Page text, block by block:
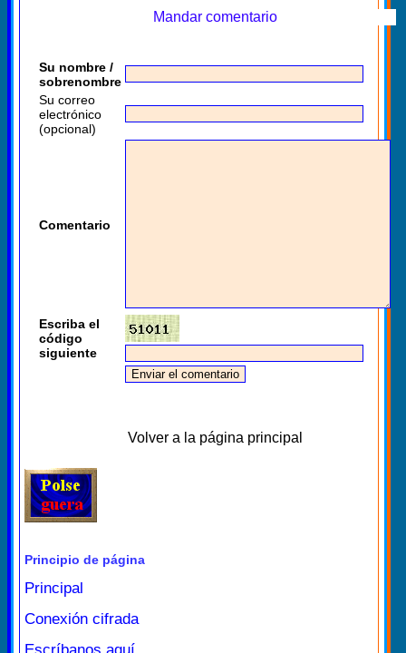
Mandar comentario
Su nombre /
sobrenombre
Su correo
electrónico
(opcional)
Comentario
Escriba el
código
siguiente
Volver a la página principal
Principio de página
Principal
Conexión cifrada